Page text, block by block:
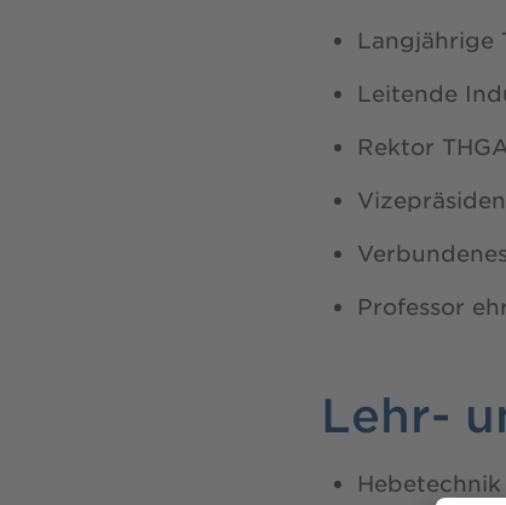
Langjährige
Leitende
Rektor
Professor
Lehr-